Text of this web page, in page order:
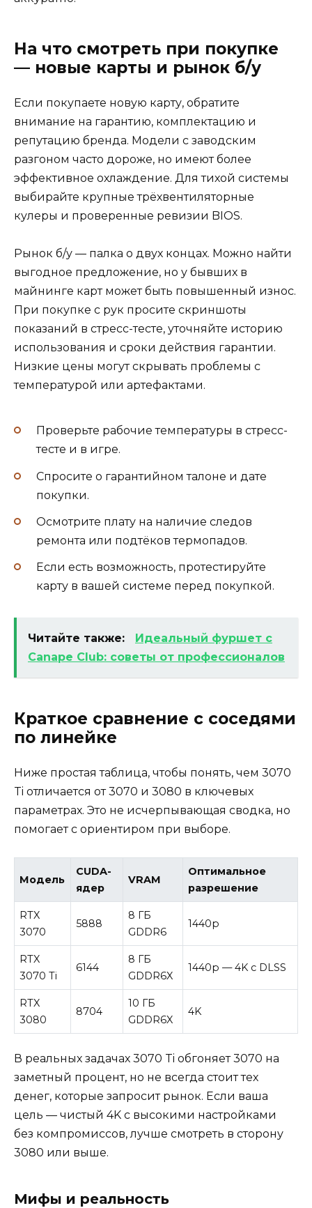
На что смотреть при покупке
— новые карты и рынок б/у
Если покупаете новую карту, обратите
внимание на гарантию, комплектацию и
репутацию бренда. Модели с заводским
разгоном часто дороже, но имеют более
эффективное охлаждение. Для тихой системы
выбирайте крупные трёхвентиляторные
кулеры и проверенные ревизии BIOS.
Рынок б/у — палка о двух концах. Можно найти
выгодное предложение, но у бывших в
майнинге карт может быть повышенный износ.
При покупке с рук просите скриншоты
показаний в стресс-тесте, уточняйте историю
использования и сроки действия гарантии.
Низкие цены могут скрывать проблемы с
температурой или артефактами.
Проверьте рабочие температуры в стресс-
тесте и в игре.
Спросите о гарантийном талоне и дате
покупки.
Осмотрите плату на наличие следов
ремонта или подтёков термопадов.
Если есть возможность, протестируйте
карту в вашей системе перед покупкой.
Читайте также:
Идеальный фуршет с
Canape Club: советы от профессионалов
Краткое сравнение с соседями
по линейке
Ниже простая таблица, чтобы понять, чем 3070
Ti отличается от 3070 и 3080 в ключевых
параметрах. Это не исчерпывающая сводка, но
помогает с ориентиром при выборе.
Модель
CUDA-
ядер
VRAM
Оптимальное
разрешение
RTX
3070
5888
8 ГБ
GDDR6
1440p
RTX
3070 Ti
6144
8 ГБ
GDDR6X
1440p — 4K с DLSS
RTX
3080
8704
10 ГБ
GDDR6X
4K
В реальных задачах 3070 Ti обгоняет 3070 на
заметный процент, но не всегда стоит тех
денег, которые запросит рынок. Если ваша
цель — чистый 4K с высокими настройками
без компромиссов, лучше смотреть в сторону
3080 или выше.
Мифы и реальность